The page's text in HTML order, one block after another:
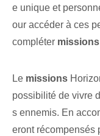
e unique et
our accéder à ces
compléter
Le missions
possibilité de vivre
s ennemis. En
eront récompensés